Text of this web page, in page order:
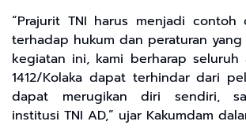
“Prajurit TNI harus menjadi contoh
terhadap hukum dan peraturan yang
kegiatan ini, kami berharap seluruh
1412/Kolaka dapat terhindar dari
dapat merugikan diri sendiri,
institusi TNI AD,” ujar Kakumdam